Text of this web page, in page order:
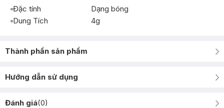
Đặc tính
Dạng bóng
Dung Tích
4g
Thành phần sản phẩm
Hướng dẫn sử dụng
Đánh giá(0)